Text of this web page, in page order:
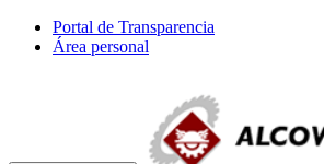
Portal de Transparencia
Área personal